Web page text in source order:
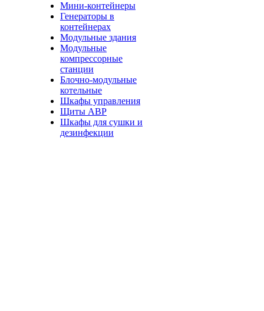
Мини-контейнеры
Генераторы в
контейнерах
Модульные здания
Модульные
компрессорные
станции
Блочно-модульные
котельные
Шкафы управления
Щиты АВР
Шкафы для сушки и
дезинфекции